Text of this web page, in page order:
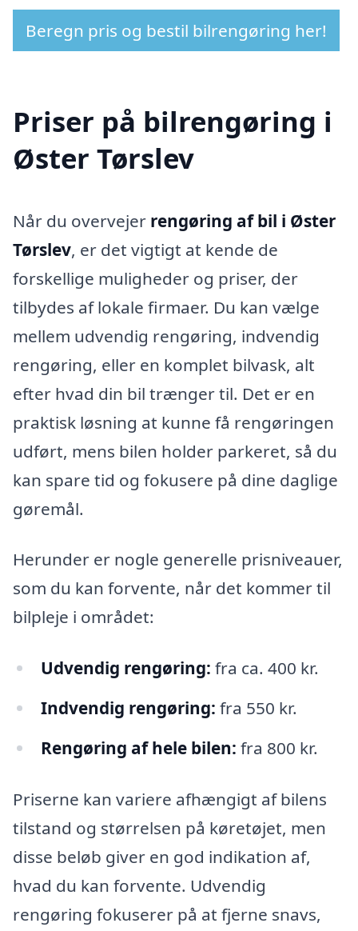
Beregn pris og bestil bilrengøring her!
Priser på bilrengøring i
Øster Tørslev
Når du overvejer rengøring af bil i Øster
Tørslev, er det vigtigt at kende de
forskellige muligheder og priser, der
tilbydes af lokale firmaer. Du kan vælge
mellem udvendig rengøring, indvendig
rengøring, eller en komplet bilvask, alt
efter hvad din bil trænger til. Det er en
praktisk løsning at kunne få rengøringen
udført, mens bilen holder parkeret, så du
kan spare tid og fokusere på dine daglige
gøremål.
Herunder er nogle generelle prisniveauer,
som du kan forvente, når det kommer til
bilpleje i området:
Udvendig rengøring: fra ca. 400 kr.
Indvendig rengøring: fra 550 kr.
Rengøring af hele bilen: fra 800 kr.
Priserne kan variere afhængigt af bilens
tilstand og størrelsen på køretøjet, men
disse beløb giver en god indikation af,
hvad du kan forvente. Udvendig
rengøring fokuserer på at fjerne snavs,